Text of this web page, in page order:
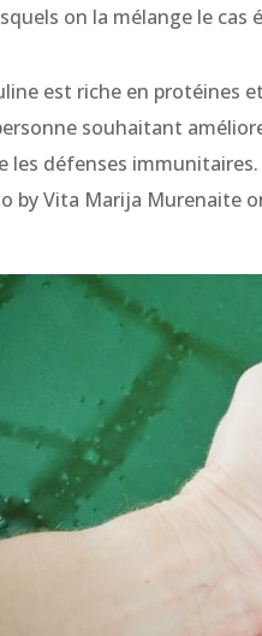
on la mélange le
est riche en protéines
souhaitant
les défenses immunitaires.
by Vita Marija Murenaite